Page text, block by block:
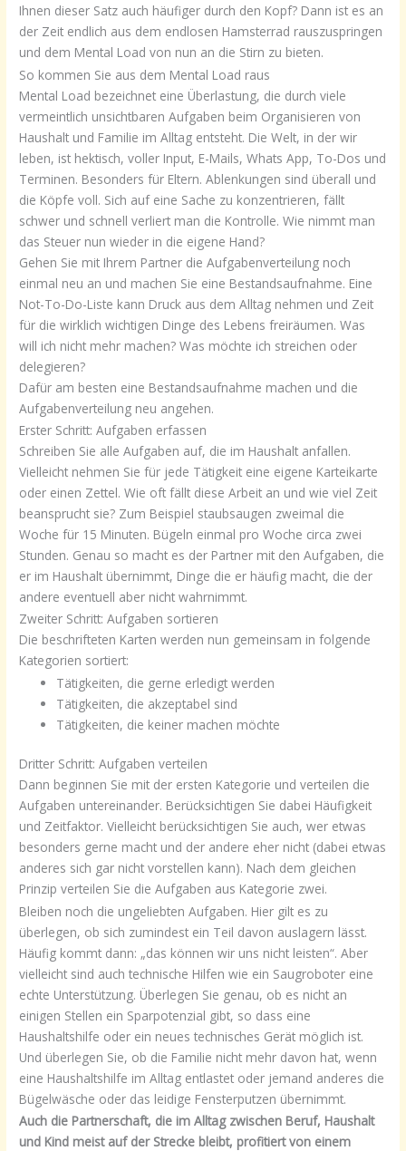
Ihnen dieser Satz auch häufiger durch den Kopf? Dann ist es an
der Zeit endlich aus dem endlosen Hamsterrad rauszuspringen
und dem Mental Load von nun an die Stirn zu bieten.
So kommen Sie aus dem Mental Load raus
Mental Load bezeichnet eine Überlastung, die durch viele
vermeintlich unsichtbaren Aufgaben beim Organisieren von
Haushalt und Familie im Alltag entsteht. Die Welt, in der wir
leben, ist hektisch, voller Input, E-Mails, Whats App, To-Dos und
Terminen. Besonders für Eltern. Ablenkungen sind überall und
die Köpfe voll. Sich auf eine Sache zu konzentrieren, fällt
schwer und schnell verliert man die Kontrolle. Wie nimmt man
das Steuer nun wieder in die eigene Hand?
Gehen Sie mit Ihrem Partner die Aufgabenverteilung noch
einmal neu an und machen Sie eine Bestandsaufnahme. Eine
Not-To-Do-Liste kann Druck aus dem Alltag nehmen und Zeit
für die wirklich wichtigen Dinge des Lebens freiräumen. Was
will ich nicht mehr machen? Was möchte ich streichen oder
delegieren?
Dafür am besten eine Bestandsaufnahme machen und die
Aufgabenverteilung neu angehen.
Erster Schritt: Aufgaben erfassen
Schreiben Sie alle Aufgaben auf, die im Haushalt anfallen.
Vielleicht nehmen Sie für jede Tätigkeit eine eigene Karteikarte
oder einen Zettel. Wie oft fällt diese Arbeit an und wie viel Zeit
beansprucht sie? Zum Beispiel staubsaugen zweimal die
Woche für 15 Minuten. Bügeln einmal pro Woche circa zwei
Stunden. Genau so macht es der Partner mit den Aufgaben, die
er im Haushalt übernimmt, Dinge die er häufig macht, die der
andere eventuell aber nicht wahrnimmt.
Zweiter Schritt: Aufgaben sortieren
Die beschrifteten Karten werden nun gemeinsam in folgende
Kategorien sortiert:
Tätigkeiten, die gerne erledigt werden
Tätigkeiten, die akzeptabel sind
Tätigkeiten, die keiner machen möchte
Dritter Schritt: Aufgaben verteilen
Dann beginnen Sie mit der ersten Kategorie und verteilen die
Aufgaben untereinander. Berücksichtigen Sie dabei Häufigkeit
und Zeitfaktor. Vielleicht berücksichtigen Sie auch, wer etwas
besonders gerne macht und der andere eher nicht (dabei etwas
anderes sich gar nicht vorstellen kann). Nach dem gleichen
Prinzip verteilen Sie die Aufgaben aus Kategorie zwei.
Bleiben noch die ungeliebten Aufgaben. Hier gilt es zu
überlegen, ob sich zumindest ein Teil davon auslagern lässt.
Häufig kommt dann: „das können wir uns nicht leisten“. Aber
vielleicht sind auch technische Hilfen wie ein Saugroboter eine
echte Unterstützung. Überlegen Sie genau, ob es nicht an
einigen Stellen ein Sparpotenzial gibt, so dass eine
Haushaltshilfe oder ein neues technisches Gerät möglich ist.
Und überlegen Sie, ob die Familie nicht mehr davon hat, wenn
eine Haushaltshilfe im Alltag entlastet oder jemand anderes die
Bügelwäsche oder das leidige Fensterputzen übernimmt.
Auch die Partnerschaft, die im Alltag zwischen Beruf, Haushalt
und Kind meist auf der Strecke bleibt, profitiert von einem